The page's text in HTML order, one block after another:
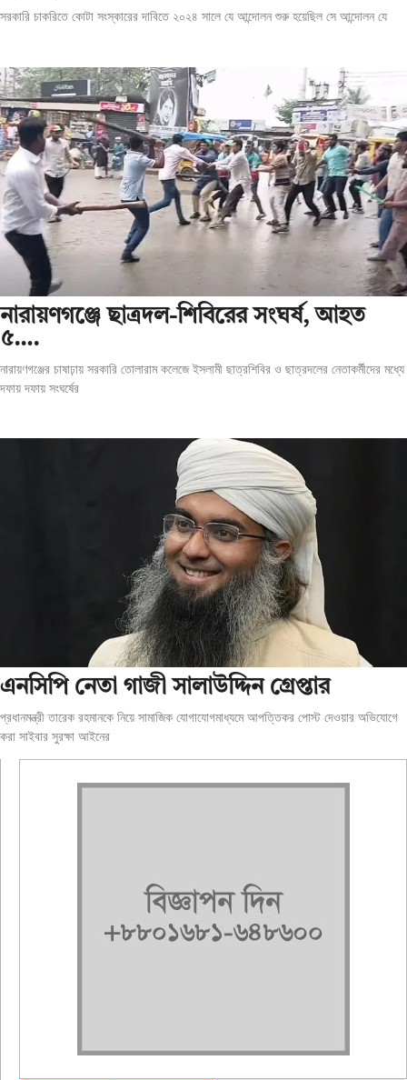
সরকারি চাকরিতে কোটা সংস্কারের দাবিতে ২০২৪ সালে যে আন্দোলন শুরু হয়েছিল সে আন্দোলন যে
‎নারায়ণগঞ্জে ছাত্রদল-শিবিরের সংঘর্ষ, আহত
৫….
নারায়ণগঞ্জের চাষাঢ়ায় সরকারি তোলারাম কলেজে ইসলামী ছাত্রশিবির ও ছাত্রদলের নেতাকর্মীদের মধ্যে
দফায় দফায় সংঘর্ষের
এনসিপি নেতা গাজী সালাউদ্দিন গ্রেপ্তার
প্রধানমন্ত্রী তারেক রহমানকে নিয়ে সামাজিক যোগাযোগমাধ্যমে আপত্তিকর পোস্ট দেওয়ার অভিযোগে
করা সাইবার সুরক্ষা আইনের